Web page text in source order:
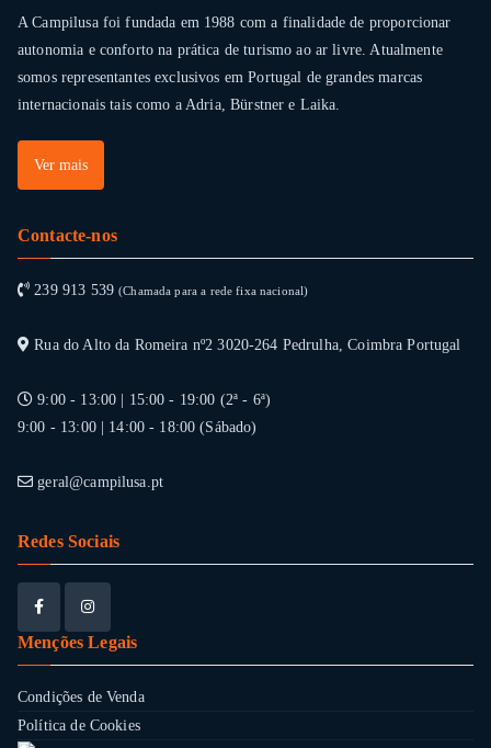
A Campilusa foi fundada em 1988 com a finalidade de proporcionar
autonomia e conforto na prática de turismo ao ar livre. Atualmente
somos representantes exclusivos em Portugal de grandes marcas
internacionais tais como a Adria, Bürstner e Laika.
Ver mais
Contacte-nos
239 913 539(Chamada para a rede fixa nacional)
Rua do Alto da Romeira nº2 3020-264 Pedrulha, Coimbra Portugal
9:00 - 13:00 | 15:00 - 19:00 (2ª - 6ª)
9:00 - 13:00 | 14:00 - 18:00 (Sábado)
geral@campilusa.pt
Redes Sociais
Menções Legais
Condições de Venda
Política de Cookies